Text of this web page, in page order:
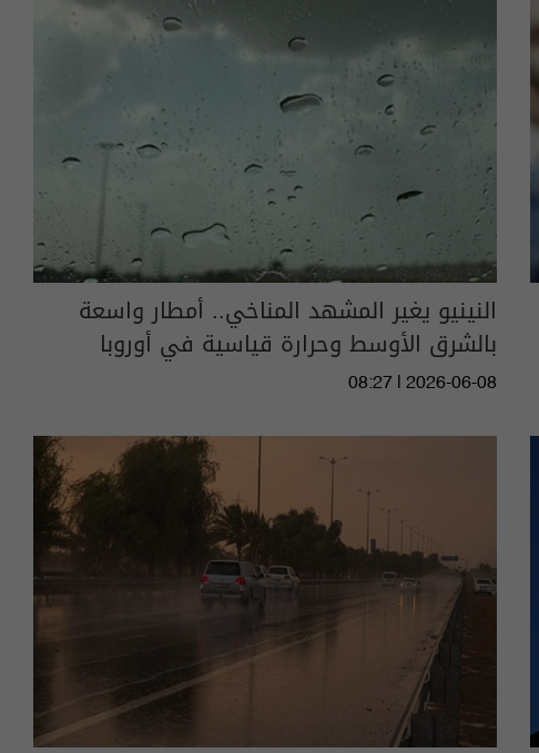
النينيو يغير المشهد المناخي.. أمطار واسعة
بالشرق الأوسط وحرارة قياسية في أوروبا
08:27 | 2026-06-08